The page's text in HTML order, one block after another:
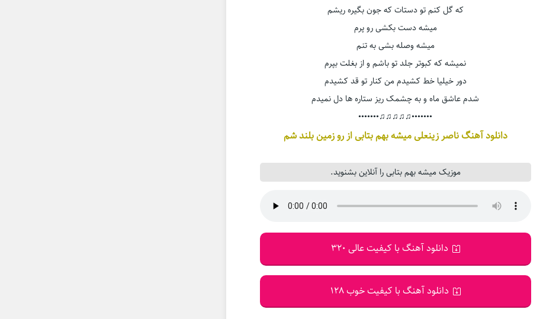
که گل کنم تو دستات که جون بگیره ریشم
میشه دست بکشی رو پرم
میشه وصله بشی به تنم
نمیشه که کبوتر جلد تو باشم و از بغلت بپرم
دور خیلیا خط کشیدم من کنار تو قد کشیدم
شدم عاشق ماه و به چشمک ریز ستاره ها دل نمیدم
•••••••♫♫♫♫♫•••••••
دانلود آهنگ ناصر زینعلی میشه بهم بتابی از رو زمین بلند شم
موزیک میشه بهم بتابی را آنلاین بشنوید.
دانلود آهنگ با کیفیت عالی 320
دانلود آهنگ با کیفیت خوب 128